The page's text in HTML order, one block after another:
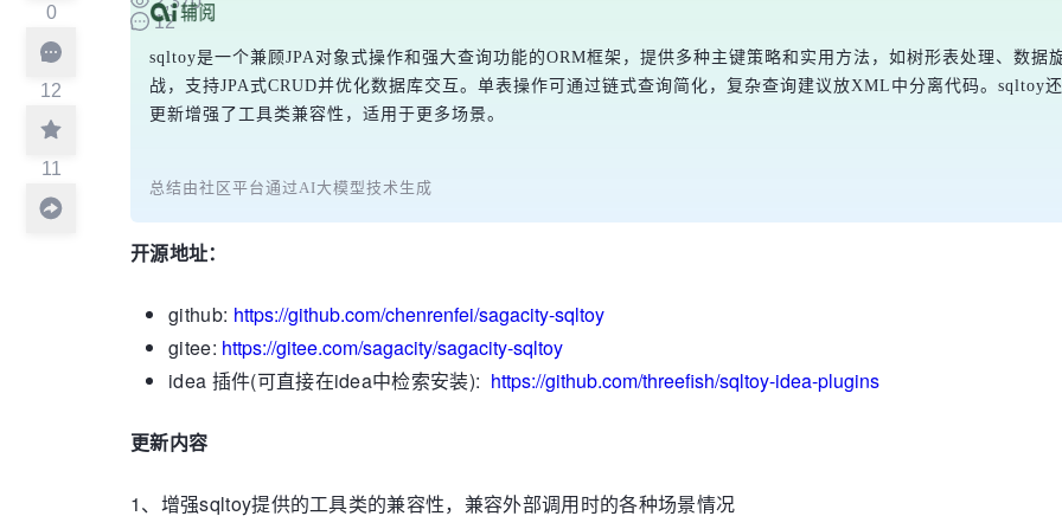
0
12
11
12
sqltoy是一个兼顾JPA对象式操作和强大查询功能的ORM框架，提供多种主键策略和实用方法，如树形表处理、数据
战，支持JPA式CRUD并优化数据库交互。单表操作可通过链式查询简化，复杂查询建议放XML中分离代码。sqltoy
更新增强了工具类兼容性，适用于更多场景。
总结由社区平台通过AI大模型技术生成
开源地址：
github: https://github.com/chenrenfei/sagacity-sqltoy
gitee: https://gitee.com/sagacity/sagacity-sqltoy
idea 插件(可直接在idea中检索安装): https://github.com/threefish/sqltoy-idea-plugins
更新内容
1、增强sqltoy提供的工具类的兼容性，兼容外部调用时的各种场景情况